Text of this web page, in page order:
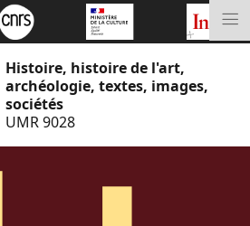
Histoire, histoire de l'art,
archéologie, textes, images,
sociétés
UMR 9028